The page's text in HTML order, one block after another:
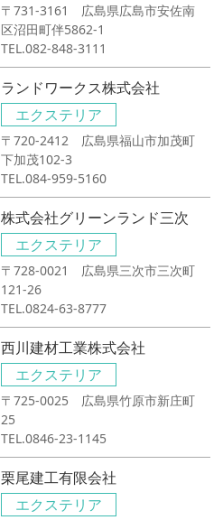
〒731-3161 広島県広島市安佐南
区沼田町伴5862-1
TEL.082-848-3111
ランドワークス株式会社
エクステリア
〒720-2412 広島県福山市加茂町
下加茂102-3
TEL.084-959-5160
株式会社グリーンランド三次
エクステリア
〒728-0021 広島県三次市三次町
121-26
TEL.0824-63-8777
西川建材工業株式会社
エクステリア
〒725-0025 広島県竹原市新庄町
25
TEL.0846-23-1145
栗尾建工有限会社
エクステリア